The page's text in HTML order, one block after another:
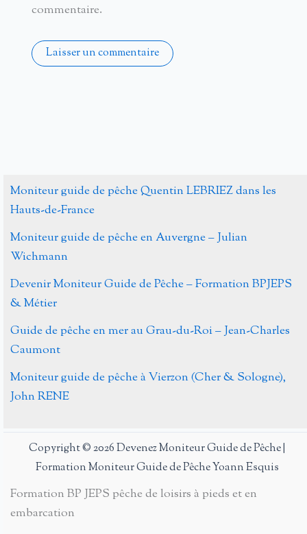
commentaire.
Moniteur guide de pêche Quentin LEBRIEZ dans les
Hauts-de-France
Moniteur guide de pêche en Auvergne – Julian
Wichmann
Devenir Moniteur Guide de Pêche – Formation BPJEPS
& Métier
Guide de pêche en mer au Grau-du-Roi – Jean-Charles
Caumont
Moniteur guide de pêche à Vierzon (Cher & Sologne),
John RENE
Copyright © 2026 Devenez Moniteur Guide de Pêche |
Formation Moniteur Guide de Pêche Yoann Esquis
Formation BP JEPS pêche de loisirs à pieds et en
embarcation